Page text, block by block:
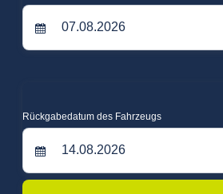
Rückgabedatum des Fahrzeugs